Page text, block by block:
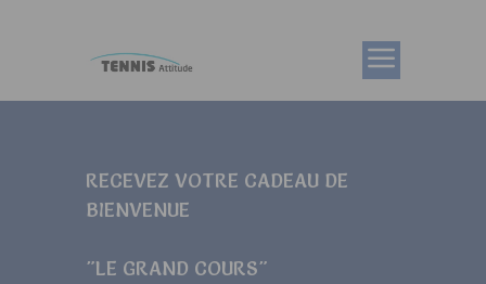
RECEVEZ VOTRE CADEAU DE
BIENVENUE
"LE GRAND COURS"